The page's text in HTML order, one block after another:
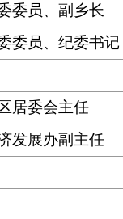
委员、副乡长
委员、纪委书记
居委会主任
发展办副主任